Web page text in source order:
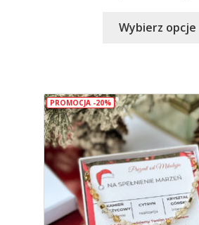
wynosiła:
Wybierz opcje
PROMOCJA -20%